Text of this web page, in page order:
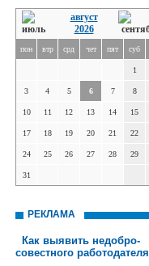
август
2026
пон втр срд чет пят суб
1
3 4 5 6 7 8
10 11 12 13 14 15
17 18 19 20 21 22
24 25 26 27 28 29
31
РЕКЛАМА
Как выявить недобро­
совестного работодателя